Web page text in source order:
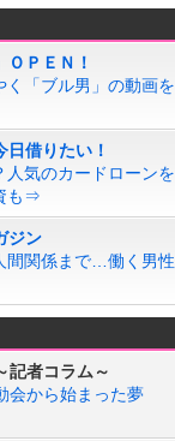
ＯＰＥＮ！
く「ブル男」の動画を
日借りたい！
人気のカードローンを
も⇒
ジン
間関係まで…働く男性
記者コラム～
会から始まった夢